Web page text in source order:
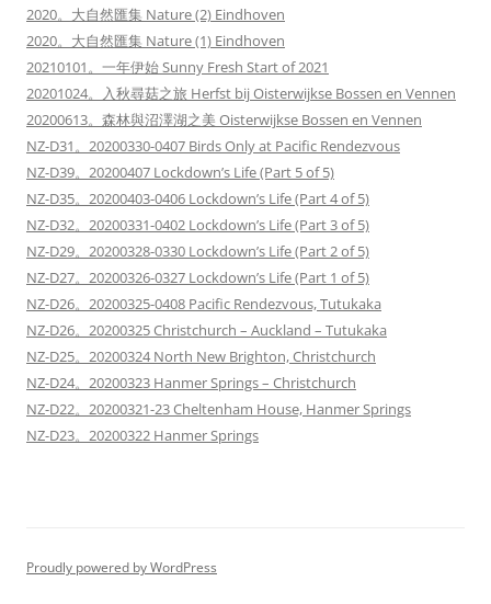
2020。大自然匯集 Nature (2) Eindhoven
2020。大自然匯集 Nature (1) Eindhoven
20210101。一年伊始 Sunny Fresh Start of 2021
20201024。入秋尋菇之旅 Herfst bij Oisterwijkse Bossen en Vennen
20200613。森林與沼澤湖之美 Oisterwijkse Bossen en Vennen
NZ-D31。20200330-0407 Birds Only at Pacific Rendezvous
NZ-D39。20200407 Lockdown’s Life (Part 5 of 5)
NZ-D35。20200403-0406 Lockdown’s Life (Part 4 of 5)
NZ-D32。20200331-0402 Lockdown’s Life (Part 3 of 5)
NZ-D29。20200328-0330 Lockdown’s Life (Part 2 of 5)
NZ-D27。20200326-0327 Lockdown’s Life (Part 1 of 5)
NZ-D26。20200325-0408 Pacific Rendezvous, Tutukaka
NZ-D26。20200325 Christchurch – Auckland – Tutukaka
NZ-D25。20200324 North New Brighton, Christchurch
NZ-D24。20200323 Hanmer Springs – Christchurch
NZ-D22。20200321-23 Cheltenham House, Hanmer Springs
NZ-D23。20200322 Hanmer Springs
Proudly powered by WordPress